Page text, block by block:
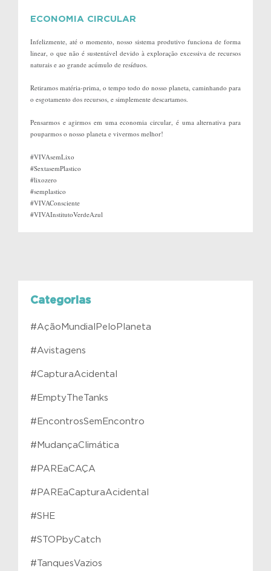
ECONOMIA CIRCULAR
Infelizmente, até o momento, nosso sistema produtivo funciona de forma
linear, o que não é sustentável devido à exploração excessiva de recursos
naturais e ao grande acúmulo de resíduos.
Retiramos matéria-prima, o tempo todo do nosso planeta, caminhando para
o esgotamento dos recursos, e simplemente descartamos.
Pensarmos e agirmos em uma economia circular, é uma alternativa para
pouparmos o nosso planeta e vivermos melhor!
#VIVAsemLixo
#SextasemPlastico
#lixozero
#semplastico
#VIVAConsciente
#VIVAInstitutoVerdeAzul
Categorias
#AçãoMundialPeloPlaneta
#Avistagens
#CapturaAcidental
#EmptyTheTanks
#EncontrosSemEncontro
#MudançaClimática
#PAREaCAÇA
#PAREaCapturaAcidental
#SHE
#STOPbyCatch
#TanquesVazios